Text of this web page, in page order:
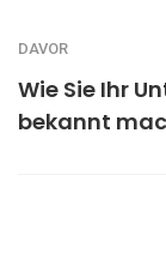
DAVOR
Wie Sie Ihr
bekannt